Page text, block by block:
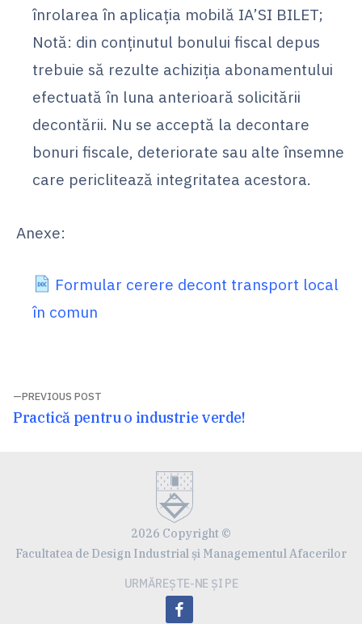
înrolarea în aplicația mobilă IA’SI BILET;
Notă: din conținutul bonului fiscal depus
trebuie să rezulte achiziția abonamentului
efectuată în luna anterioară solicitării
decontării. Nu se acceptă la decontare
bonuri fiscale, deteriorate sau alte însemne
care periclitează integritatea acestora.
Anexe:
Formular cerere decont transport local
în comun
Navigare
în
PREVIOUS POST
Previous
Practică pentru o industrie verde!
2026 Copyright ©
Facultatea de Design Industrial și Managementul Afacerilor
URMĂREȘTE-NE ȘI PE